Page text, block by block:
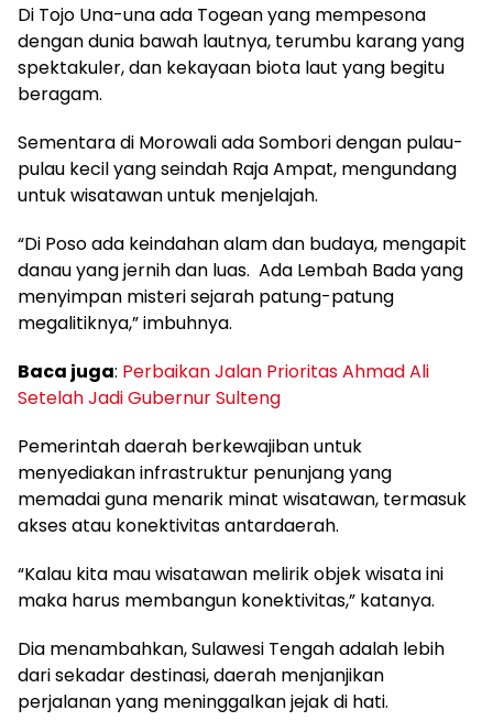
Di Tojo Una-una ada Togean yang mempesona
dengan dunia bawah lautnya, terumbu karang yang
spektakuler, dan kekayaan biota laut yang begitu
beragam.
Sementara di Morowali ada Sombori dengan pulau-
pulau kecil yang seindah Raja Ampat, mengundang
untuk wisatawan untuk menjelajah.
“Di Poso ada keindahan alam dan budaya, mengapit
danau yang jernih dan luas. Ada Lembah Bada yang
menyimpan misteri sejarah patung-patung
megalitiknya,” imbuhnya.
Baca juga: Perbaikan Jalan Prioritas Ahmad Ali
Setelah Jadi Gubernur Sulteng
Pemerintah daerah berkewajiban untuk
menyediakan infrastruktur penunjang yang
memadai guna menarik minat wisatawan, termasuk
akses atau konektivitas antardaerah.
“Kalau kita mau wisatawan melirik objek wisata ini
maka harus membangun konektivitas,” katanya.
Dia menambahkan, Sulawesi Tengah adalah lebih
dari sekadar destinasi, daerah menjanjikan
perjalanan yang meninggalkan jejak di hati.